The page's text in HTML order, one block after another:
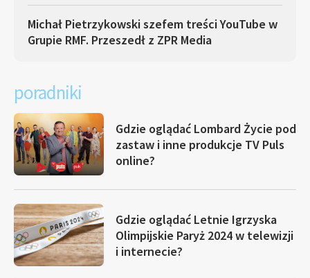
Michał Pietrzykowski szefem treści YouTube w
Grupie RMF. Przeszedł z ZPR Media
poradniki
Gdzie oglądać Lombard Życie pod
zastaw i inne produkcje TV Puls
online?
Gdzie oglądać Letnie Igrzyska
Olimpijskie Paryż 2024 w telewizji
i internecie?